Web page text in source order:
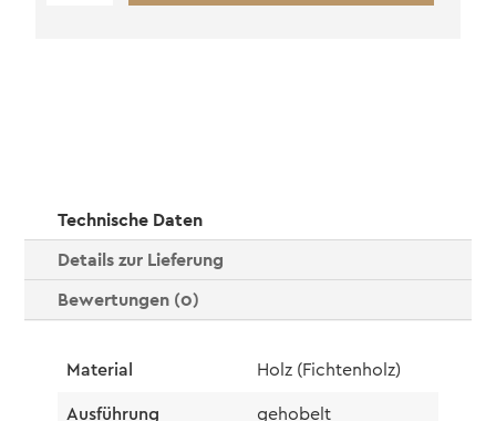
Technische Daten
Details zur Lieferung
Bewertungen (0)
Material Holz (Fichtenholz)
Ausführung gehobelt